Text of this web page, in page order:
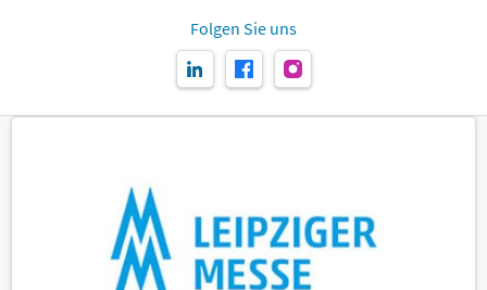
Folgen Sie uns